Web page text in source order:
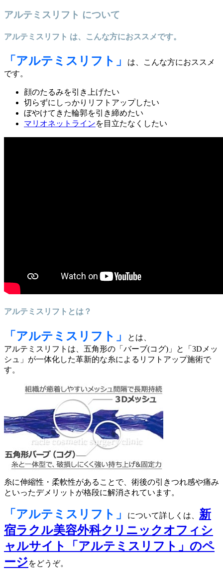
アルテミスリフト について
アルテミスリフト は、こんな方におススメです。
「アルテミスリフト」
は、こんな方におススメ
です。
顔のたるみを引き上げたい
切らずにしっかりリフトアップしたい
ぼやけてきた輪郭を引き締めたい
マリオネットラインを目立たなくしたい
アルテミスリフトとは？
「アルテミスリフト」
とは、
アルテミスリフトは、五角形の「バーブ(コグ)」と「3Dメッ
シュ」が一体化した革新的な糸によるリフトアップ施術で
す。
糸に伸縮性・柔軟性があることで、術後の引きつれ感や痛み
といったデメリットが格段に解消されています。
「アルテミスリフト」 について詳しくは、 新
宿ラクル美容外科クリニックオフィシ
ャルサイト「アルテミスリフト」のペ
ージをどうぞ。